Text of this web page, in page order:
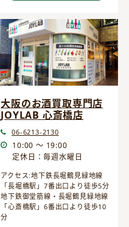
大阪のお酒買取専門店
JOYLAB 心斎橋店
06-6213-2130
10:00 ～ 19:00
定休日：毎週水曜日
アクセス:地下鉄長堀鶴見緑地線
「長堀橋駅」7番出口より徒歩5分
地下鉄御堂筋線・長堀鶴見緑地線
「心斎橋駅」6番出口より徒歩10
分